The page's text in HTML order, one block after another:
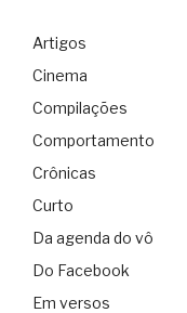
Artigos
Cinema
Compilações
Comportamento
Crônicas
Curto
Da agenda do vô
Do Facebook
Em versos